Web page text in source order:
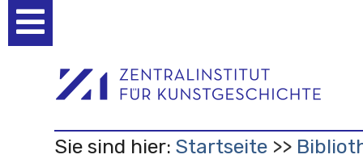
Werkzeuge
Sie sind hier: Startseite